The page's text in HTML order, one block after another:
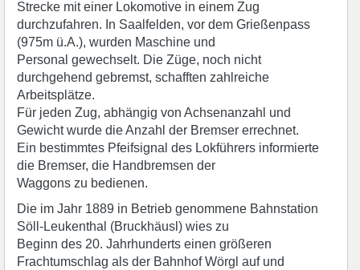
Strecke mit einer Lokomotive in einem Zug
durchzufahren. In Saalfelden, vor dem Grießenpass
(975m ü.A.), wurden Maschine und
Personal gewechselt. Die Züge, noch nicht
durchgehend gebremst, schafften zahlreiche
Arbeitsplätze.
Für jeden Zug, abhängig von Achsenanzahl und
Gewicht wurde die Anzahl der Bremser errechnet.
Ein bestimmtes Pfeifsignal des Lokführers informierte
die Bremser, die Handbremsen der
Waggons zu bedienen.
Die im Jahr 1889 in Betrieb genommene Bahnstation
Söll-Leukenthal (Bruckhäusl) wies zu
Beginn des 20. Jahrhunderts einen größeren
Frachtumschlag als der Bahnhof Wörgl auf und